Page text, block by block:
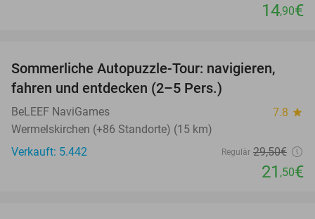
14,90€
27%
Sommerliche Autopuzzle-Tour: navigieren,
fahren und entdecken (2–5 Pers.)
BeLEEF NaviGames 7.8 star
Wermelskirchen (+86 Standorte) (15 km)
Verkauft: 5.442
Regulär 29,50€
21 ,50€